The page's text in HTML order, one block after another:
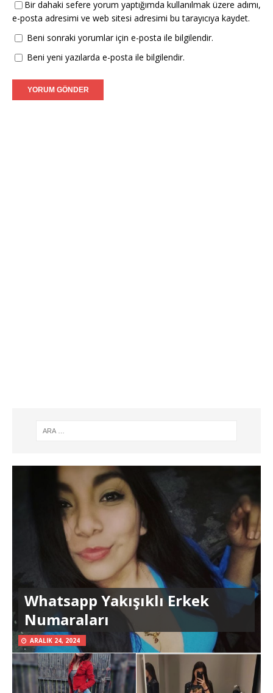
Bir dahaki sefere yorum yaptığımda kullanılmak üzere adımı,
e-posta adresimi ve web sitesi adresimi bu tarayıcıya kaydet.
Beni sonraki yorumlar için e-posta ile bilgilendir.
Beni yeni yazılarda e-posta ile bilgilendir.
Whatsapp Yakışıklı Erkek
Numaraları
ARALIK 24, 2024